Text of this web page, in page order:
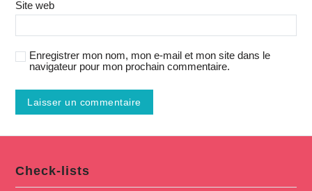
Site web
Enregistrer mon nom, mon e-mail et mon site dans le
navigateur pour mon prochain commentaire.
Check-lists